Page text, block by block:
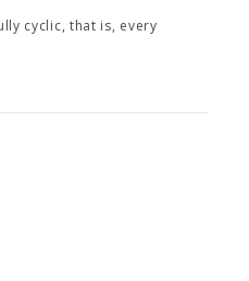
cyclic, that is, every